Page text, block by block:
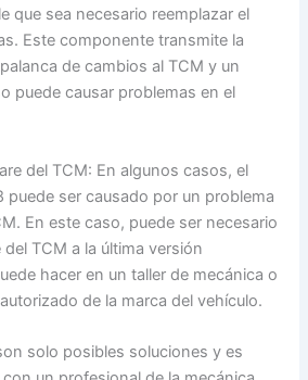
que sea necesario reemplazar el
Este componente transmite la
de cambios al TCM y un
puede causar problemas en el
del TCM: En algunos casos, el
puede ser causado por un problema
En este caso, puede ser necesario
TCM a la última versión
hacer en un taller de mecánica o
de la marca del vehículo.
solo posibles soluciones y es